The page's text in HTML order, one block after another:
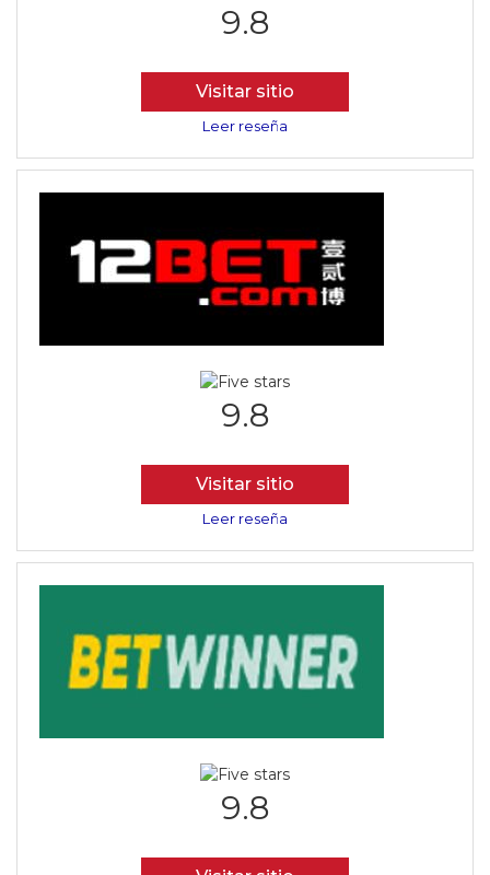
9.8
Visitar sitio
Leer reseña
9.8
Visitar sitio
Leer reseña
9.8